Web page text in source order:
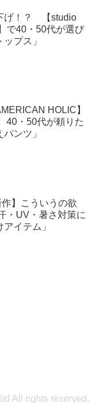
げ！？ 【studio
で40・50代が選び
プス」
HOLIC】
40・50代が頼りた
ンツ」
作】こういうの欲
・UV・暑さ対策に
アイテム」
All rights reserved.